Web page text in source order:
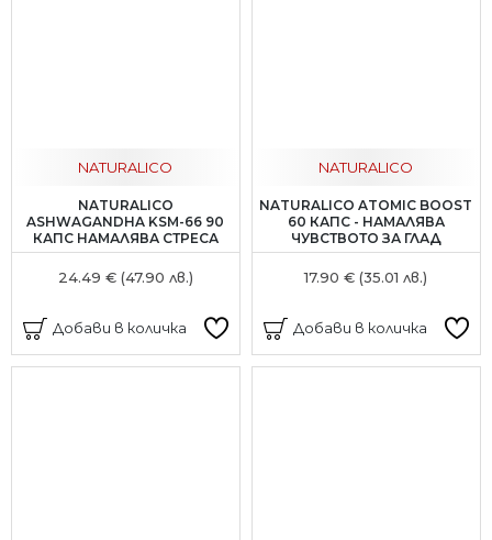
NATURALICO
NATURALICO
ASHWAGANDHA KSM-66 90
КАПС НАМАЛЯВА СТРЕСА
24.49 € (47.90 лв.)
Добави в количка
NATURALICO
NATURALICO ATOMIC BOOST
60 КАПС - НАМАЛЯВА
ЧУВСТВОТО ЗА ГЛАД
17.90 € (35.01 лв.)
Добави в количка